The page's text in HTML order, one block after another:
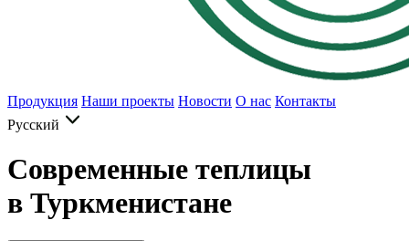
Продукция Наши проекты Новости О нас Контакты
Русский
Современные теплицы
в Туркменистане